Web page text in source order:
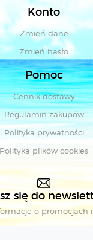
Konto
Zmień dane
Zmień hasło
Pomoc
Cennik dostawy
Regulamin zakupów
Polityka prywatności
Polityka plików cookies
się do
o promocjach